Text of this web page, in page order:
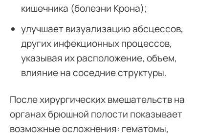
кишечника (болезни Крона);
улучшает визуализацию абсцессов,
других инфекционных процессов,
указывая их расположение, объем,
влияние на соседние структуры.
После хирургических вмешательств на
органах брюшной полости показывает
возможные осложнения: гематомы,